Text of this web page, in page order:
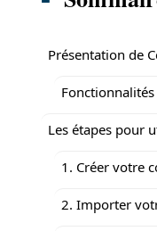
Présentation de
Les étapes pour
1. Créer votre
2. Importer